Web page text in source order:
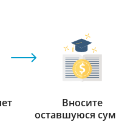
Вносите
оставшуюся